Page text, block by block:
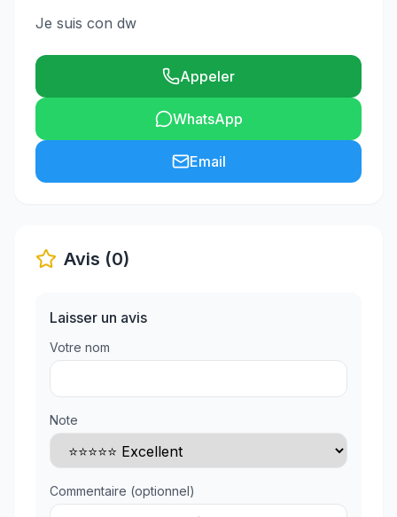
Je suis con dw
Appeler
WhatsApp
Email
Avis (0)
Laisser un avis
Votre nom
Note
Commentaire (optionnel)